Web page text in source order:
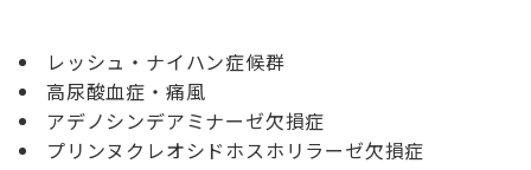
レッシュ・ナイハン症候群
高尿酸血症・痛風
アデノシンデアミナーゼ欠損症
プリンヌクレオシドホスホリラーゼ欠損症